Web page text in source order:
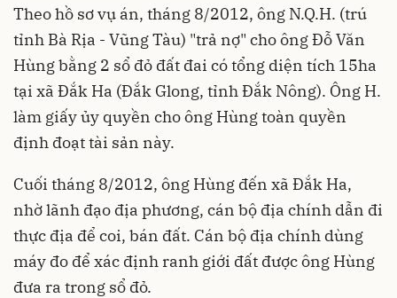
Theo hồ sơ vụ án, tháng 8/2012, ông N.Q.H. (trú
tỉnh Bà Rịa - Vũng Tàu) "trả nợ" cho ông Đỗ Văn
Hùng bằng 2 sổ đỏ đất đai có tổng diện tích 15ha
tại xã Đắk Ha (Đắk Glong, tỉnh Đắk Nông). Ông H.
làm giấy ủy quyền cho ông Hùng toàn quyền
định đoạt tài sản này.
Cuối tháng 8/2012, ông Hùng đến xã Đắk Ha,
nhờ lãnh đạo địa phương, cán bộ địa chính dẫn đi
thực địa để coi, bán đất. Cán bộ địa chính dùng
máy đo để xác định ranh giới đất được ông Hùng
đưa ra trong sổ đỏ.